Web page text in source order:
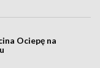
Ociepę na